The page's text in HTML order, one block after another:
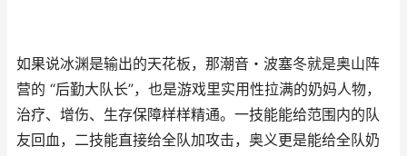
如果说冰渊是输出的天花板，那潮音・波塞冬就是奥山阵
营的 “后勤大队长”，也是游戏里实用性拉满的奶妈人物，
治疗、增伤、生存保障样样精通。一技能能给范围内的队
友回血，二技能直接给全队加攻击，奥义更是能给全队奶